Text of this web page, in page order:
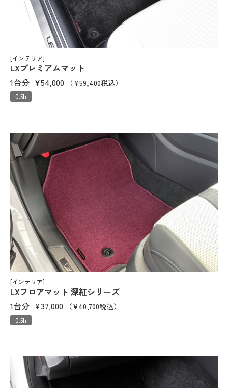
[インテリア]
LXプレミアムマット
1台分 ¥54,000 （¥59,400税込）
0.5h
[インテリア]
LXフロアマット 深紅シリーズ
1台分 ¥37,000 （¥40,700税込）
0.5h